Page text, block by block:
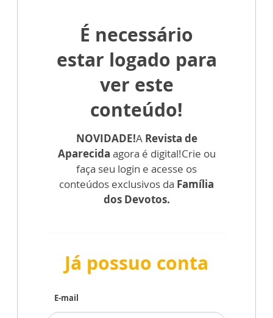
É necessário
estar logado para
ver este
conteúdo!
NOVIDADE!A Revista de
Aparecida agora é digital!Crie ou
faça seu login e acesse os
conteúdos exclusivos da Família
dos Devotos.
Já possuo conta
E-mail